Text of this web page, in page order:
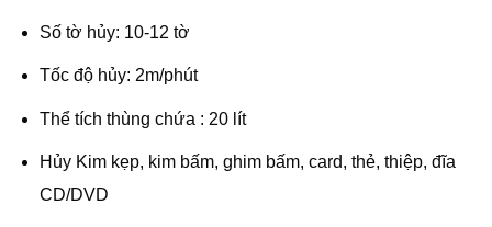
Số tờ hủy: 10-12 tờ
Tốc độ hủy: 2m/phút
Thể tích thùng chứa : 20 lít
Hủy Kim kẹp, kim bấm, ghim bấm, card, thẻ, thiệp, đĩa
CD/DVD